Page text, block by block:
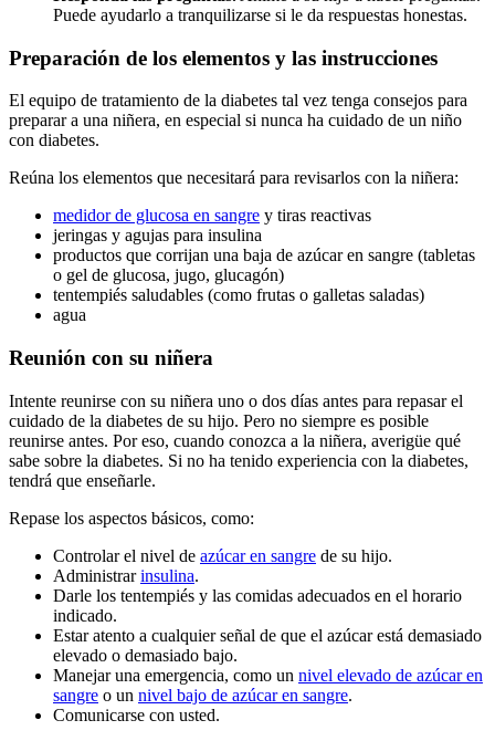
Puede ayudarlo a tranquilizarse si le da respuestas honestas.
Preparación de los elementos y las instrucciones
El equipo de tratamiento de la diabetes tal vez tenga consejos para
preparar a una niñera, en especial si nunca ha cuidado de un niño
con diabetes.
Reúna los elementos que necesitará para revisarlos con la niñera:
medidor de glucosa en sangre y tiras reactivas
jeringas y agujas para insulina
productos que corrijan una baja de azúcar en sangre (tabletas
o gel de glucosa, jugo, glucagón)
tentempiés saludables (como frutas o galletas saladas)
agua
Reunión con su niñera
Intente reunirse con su niñera uno o dos días antes para repasar el
cuidado de la diabetes de su hijo. Pero no siempre es posible
reunirse antes. Por eso, cuando conozca a la niñera, averigüe qué
sabe sobre la diabetes. Si no ha tenido experiencia con la diabetes,
tendrá que enseñarle.
Repase los aspectos básicos, como:
Controlar el nivel de azúcar en sangre de su hijo.
Administrarinsulina.
Darle los tentempiés y las comidas adecuados en el horario
indicado.
Estar atento a cualquier señal de que el azúcar está demasiado
elevado o demasiado bajo.
Manejar una emergencia, como un nivel elevado de azúcar en
sangre o un nivel bajo de azúcar en sangre.
Comunicarse con usted.